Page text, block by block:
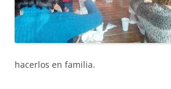
hacerlos en familia.